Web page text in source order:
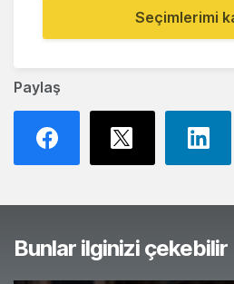
Paylaş
Seçimlerimi
Bunlar ilginizi çekebilir